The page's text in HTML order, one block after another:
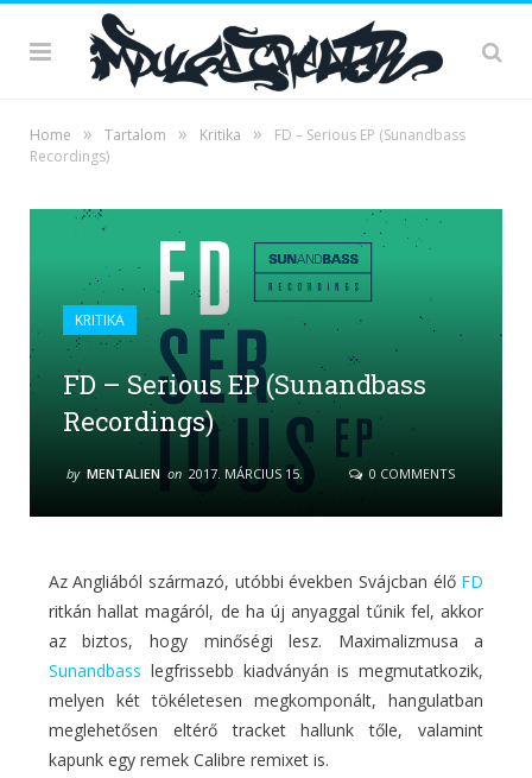
Home » Tartalom » Kritika »
FD – Serious EP (Sunandbass
Recordings)
KRITIKA
FD – Serious EP (Sunandbass
Recordings)
by MENTALIEN on 2017. MÁRCIUS 15. 0 COMMENTS
Az Angliából származó, utóbbi években Svájcban élő FD
ritkán hallat magáról, de ha új anyaggal tűnik fel, akkor
az biztos, hogy minőségi lesz. Maximalizmusa a
Sunandbass legfrissebb kiadványán is megmutatkozik,
melyen két tökéletesen megkomponált, hangulatban
meglehetősen eltérő tracket hallunk tőle, valamint
kapunk egy remek Calibre remixet is.